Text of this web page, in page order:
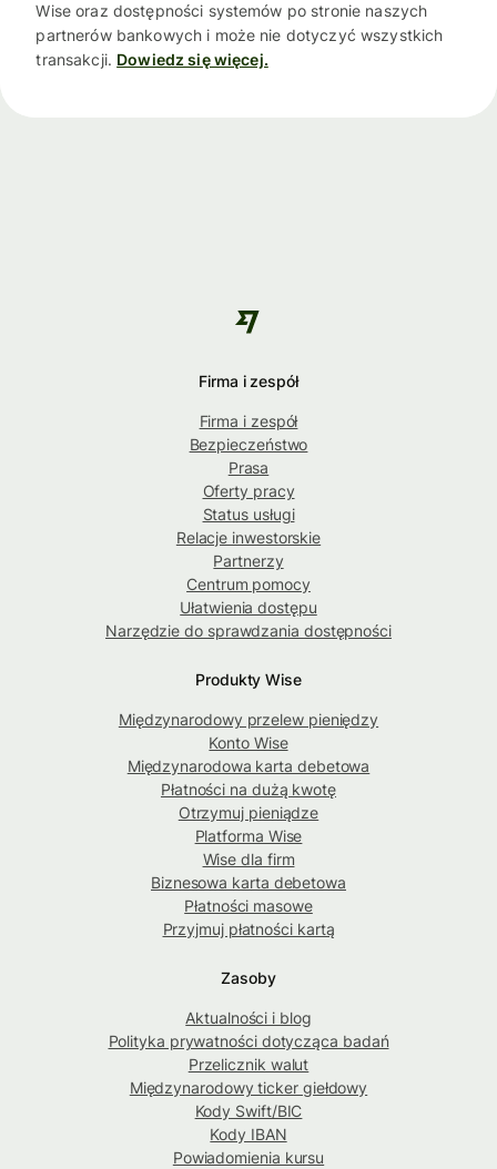
Wise oraz dostępności systemów po stronie naszych
partnerów bankowych i może nie dotyczyć wszystkich
transakcji. Dowiedz się więcej.
Firma i zespół
Firma i zespół
Bezpieczeństwo
Prasa
Oferty pracy
Status usługi
Relacje inwestorskie
Partnerzy
Centrum pomocy
Ułatwienia dostępu
Narzędzie do sprawdzania dostępności
Produkty Wise
Międzynarodowy przelew pieniędzy
Konto Wise
Międzynarodowa karta debetowa
Płatności na dużą kwotę
Otrzymuj pieniądze
Platforma Wise
Wise dla firm
Biznesowa karta debetowa
Płatności masowe
Przyjmuj płatności kartą
Zasoby
Aktualności i blog
Polityka prywatności dotycząca badań
Przelicznik walut
Międzynarodowy ticker giełdowy
Kody Swift/BIC
Kody IBAN
Powiadomienia kursu